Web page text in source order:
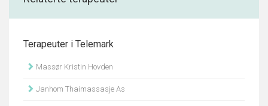
Terapeuter i Telemark
Massør Kristin Hovden
Janhom Thaimassasje As